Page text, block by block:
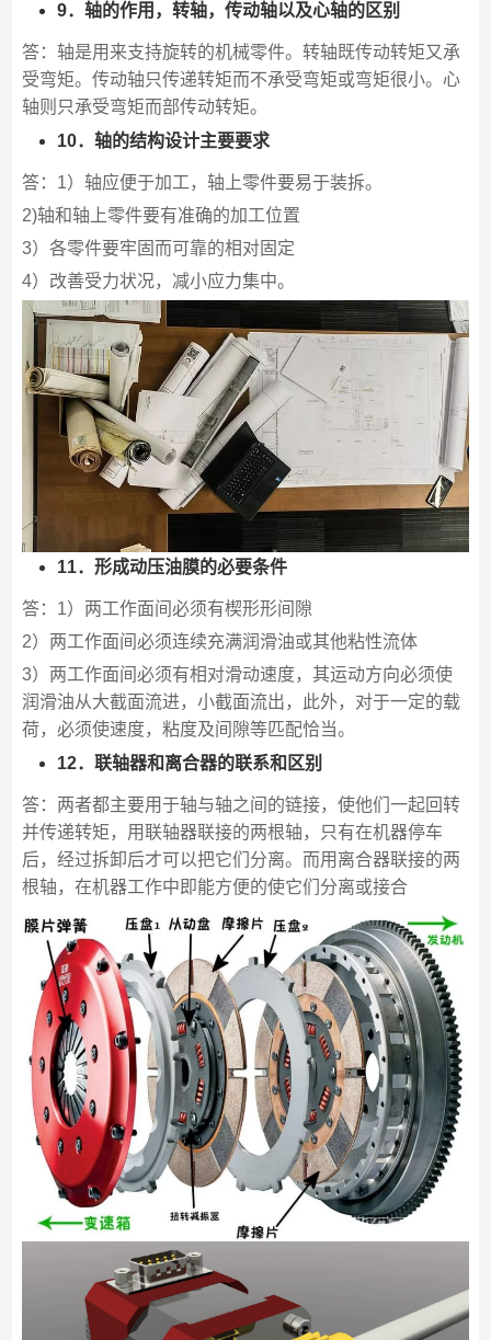
9．轴的作用，转轴，传动轴以及心轴的区别
答：轴是用来支持旋转的机械零件。转轴既传动转矩又承
受弯矩。传动轴只传递转矩而不承受弯矩或弯矩很小。心
轴则只承受弯矩而部传动转矩。
10．轴的结构设计主要要求
答：1）轴应便于加工，轴上零件要易于装拆。
2)轴和轴上零件要有准确的加工位置
3）各零件要牢固而可靠的相对固定
4）改善受力状况，减小应力集中。
11．形成动压油膜的必要条件
答：1）两工作面间必须有楔形形间隙
2）两工作面间必须连续充满润滑油或其他粘性流体
3）两工作面间必须有相对滑动速度，其运动方向必须使
润滑油从大截面流进，小截面流出，此外，对于一定的载
荷，必须使速度，粘度及间隙等匹配恰当。
12．联轴器和离合器的联系和区别
答：两者都主要用于轴与轴之间的链接，使他们一起回转
并传递转矩，用联轴器联接的两根轴，只有在机器停车
后，经过拆卸后才可以把它们分离。而用离合器联接的两
根轴，在机器工作中即能方便的使它们分离或接合